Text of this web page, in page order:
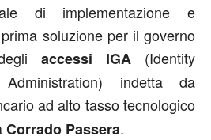
di implementazione e
soluzione per il governo
accessi IGA(Identity
indetta da
ad alto tasso tecnologico
Corrado Passera.